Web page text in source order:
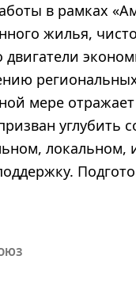
в рамках
жилья,
двигатели
мере
углубить
локальном,